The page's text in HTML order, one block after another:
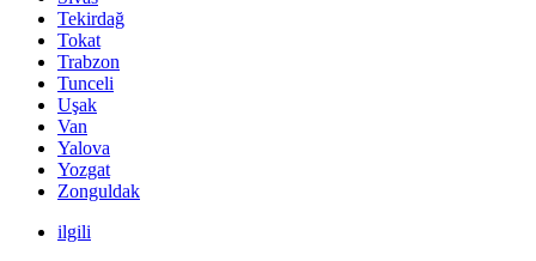
Tekirdağ
Tokat
Trabzon
Tunceli
Uşak
Van
Yalova
Yozgat
Zonguldak
ilgili